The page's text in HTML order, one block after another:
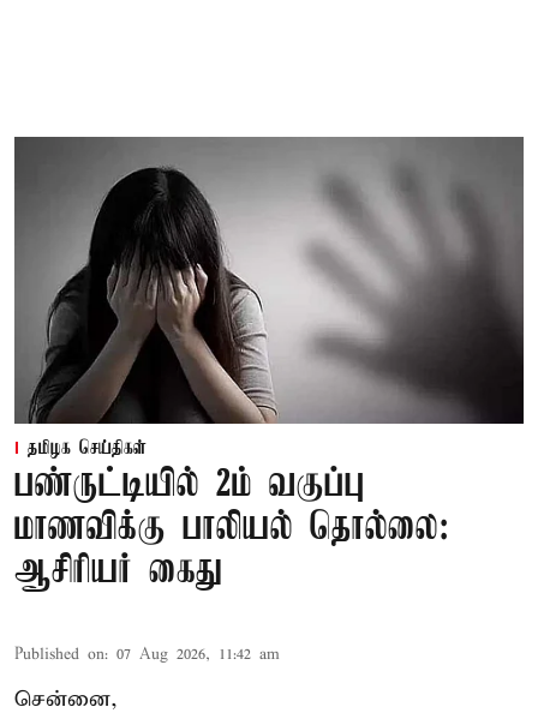
தமிழக செய்திகள்
பண்ருட்டியில் 2ம் வகுப்பு
மாணவிக்கு பாலியல் தொல்லை:
ஆசிரியர் கைது
Published on: 07 Aug 2026, 11:42 am
சென்னை,